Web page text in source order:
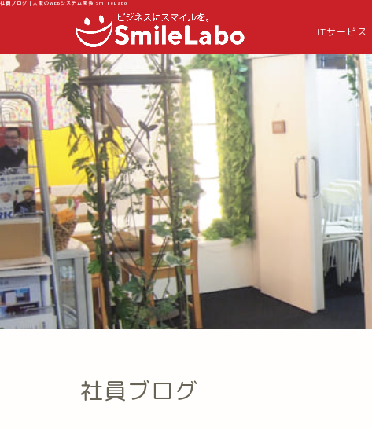
社員ブログ｜大阪のWEBシステム開発 SmileLabo
ITサービス
社員ブログ